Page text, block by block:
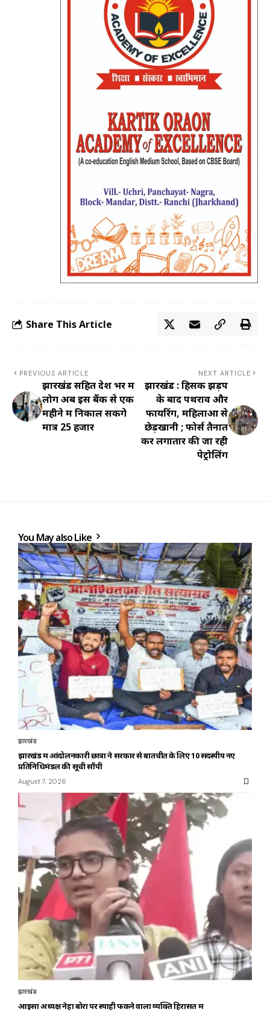
Share This Article
PREVIOUS ARTICLE
झारखंड सहित देश भर में
लोग अब इस बैंक से एक
महीने में निकाल सकेंगे
मात्र 25 हजार
NEXT ARTICLE
झारखंड : हिसक झड़प
के बाद पथराव और
फायरिंग, महिलाओं से
छेड़खानी ; फोर्स तैनात
कर लगातार की जा रही
पेट्रोलिंग
You May also Like
झारखंड
झारखंड में आंदोलनकारी छात्रों ने सरकार से बातचीत के लिए 10 सदस्यीय नए
प्रतिनिधिमंडल की सूची सौंपी
August 7, 2026
झारखंड
आइसा अध्यक्ष नेहा बोरा पर स्याही फेंकने वाला व्यक्ति हिरासत में